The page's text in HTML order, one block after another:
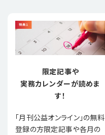
限定記事や
実務カレンダーが読めま
す！
「月刊公益オンライン」の無料
登録の方限定記事や各月の